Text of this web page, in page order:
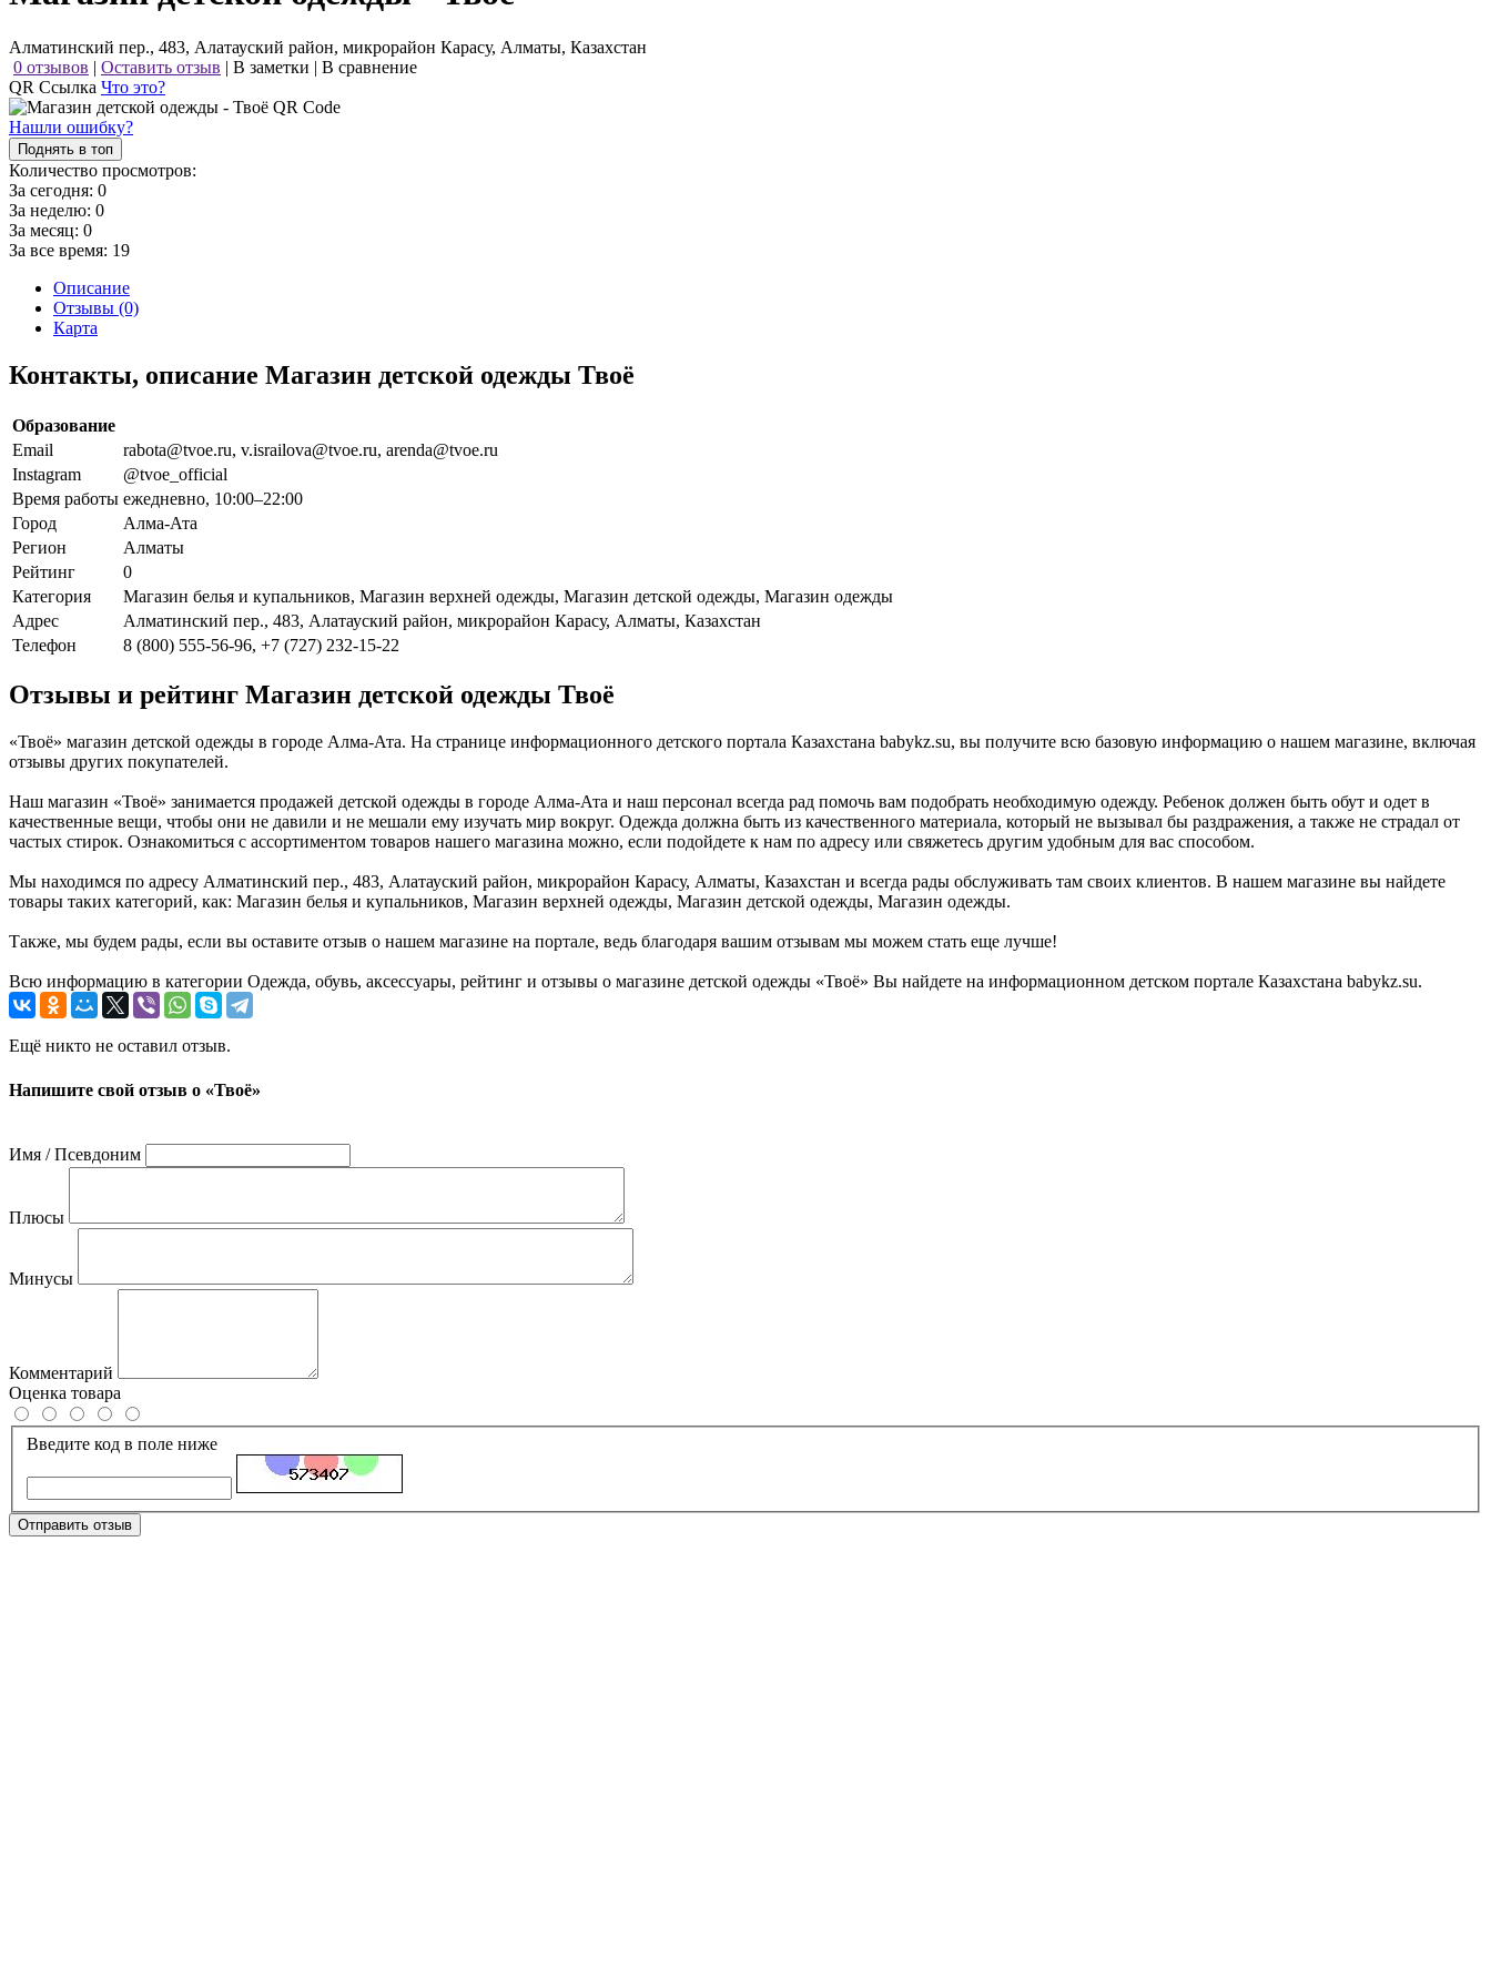
Алматинский пер., 483, Алатауский район, микрорайон Карасу, Алматы, Казахстан
0 отзывов | Оставить отзыв | В заметки | В сравнение
QR Ссылка Что это?
Нашли ошибку?
Поднять в топ
Количество просмотров:
За сегодня: 0
За неделю: 0
За месяц: 0
За все время: 19
Описание
Отзывы (0)
Карта
Контакты, описание Магазин детской одежды Твоё
Образование
Email
rabota@tvoe.ru, v.israilova@tvoe.ru, arenda@tvoe.ru
Instagram
@tvoe_official
Время работы ежедневно, 10:00–22:00
Город
Алма-Ата
Регион
Алматы
Рейтинг
0
Категория
Магазин белья и купальников, Магазин верхней одежды, Магазин детской одежды, Магазин одежды
Адрес
Алматинский пер., 483, Алатауский район, микрорайон Карасу, Алматы, Казахстан
Телефон
8 (800) 555-56-96, +7 (727) 232-15-22
Отзывы и рейтинг Магазин детской одежды Твоё
«Твоё» магазин детской одежды в городе Алма-Ата. На странице информационного детского портала Казахстана babykz.su, вы получите всю базовую информацию о нашем магазине, включая
отзывы других покупателей.
Наш магазин «Твоё» занимается продажей детской одежды в городе Алма-Ата и наш персонал всегда рад помочь вам подобрать необходимую одежду. Ребенок должен быть обут и одет в
качественные вещи, чтобы они не давили и не мешали ему изучать мир вокруг. Одежда должна быть из качественного материала, который не вызывал бы раздражения, а также не страдал от
частых стирок. Ознакомиться с ассортиментом товаров нашего магазина можно, если подойдете к нам по адресу или свяжетесь другим удобным для вас способом.
Мы находимся по адресу Алматинский пер., 483, Алатауский район, микрорайон Карасу, Алматы, Казахстан и всегда рады обслуживать там своих клиентов. В нашем магазине вы найдете
товары таких категорий, как: Магазин белья и купальников, Магазин верхней одежды, Магазин детской одежды, Магазин одежды.
Также, мы будем рады, если вы оставите отзыв о нашем магазине на портале, ведь благодаря вашим отзывам мы можем стать еще лучше!
Всю информацию в категории Одежда, обувь, аксессуары, рейтинг и отзывы о магазине детской одежды «Твоё» Вы найдете на информационном детском портале Казахстана babykz.su.
Ещё никто не оставил отзыв.
Напишите свой отзыв о «Твоё»
Имя / Псевдоним
Плюсы
Минусы
Комментарий
Оценка товара
Введите код в поле ниже
Отправить отзыв